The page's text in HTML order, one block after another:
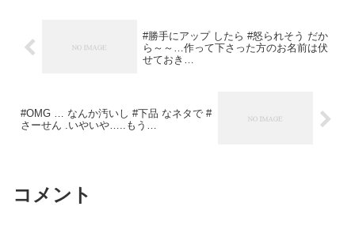
#勝手にアップ したら #怒られそう だか
ら～～…作って下さった方のお名前は伏
せておき…
#OMG … なんか汚いし #下品 なネタで #
さーせん .いやいや…..もう…
コメント